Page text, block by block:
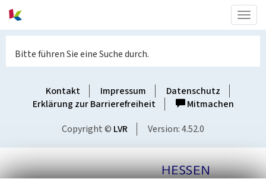
Bitte führen Sie eine Suche durch.
Kontakt Impressum
Datenschutz
Erklärung zur Barrierefreiheit
Mitmachen
Copyright © LVR Version: 4.52.0